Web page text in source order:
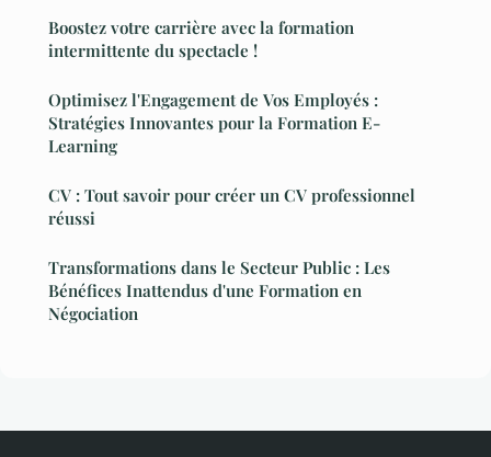
Boostez votre carrière avec la formation
intermittente du spectacle !
Optimisez l'Engagement de Vos Employés :
Stratégies Innovantes pour la Formation E-
Learning
CV : Tout savoir pour créer un CV professionnel
réussi
Transformations dans le Secteur Public : Les
Bénéfices Inattendus d'une Formation en
Négociation